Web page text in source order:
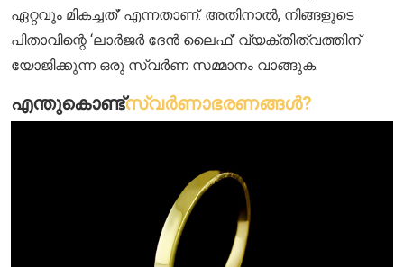
ഏറ്റവും മികച്ചത്’ എന്നതാണ്. അതിനാൽ, നിങ്ങളുടെ
പിതാവിന്റെ ‘ലാർജർ ദേൻ ലൈഫ്’ വ്യക്തിത്വത്തിന്
യോജിക്കുന്ന ഒരു സ്വർണ സമ്മാനം വാങ്ങുക.
എന്തുകൊണ്ട്സ്വർണാഭരണങ്ങൾ?